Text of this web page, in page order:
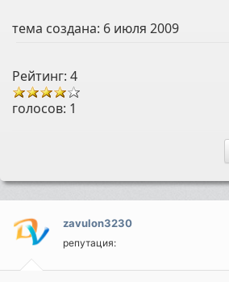
тема создана: 6 июля 2009
Рейтинг: 4
голосов: 1
zavulon3230
репутация: